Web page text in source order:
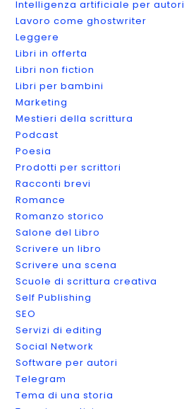
Intelligenza artificiale per autori
Lavoro come ghostwriter
Leggere
Libri in offerta
Libri non fiction
Libri per bambini
Marketing
Mestieri della scrittura
Podcast
Poesia
Prodotti per scrittori
Racconti brevi
Romance
Romanzo storico
Salone del Libro
Scrivere un libro
Scrivere una scena
Scuole di scrittura creativa
Self Publishing
SEO
Servizi di editing
Social Network
Software per autori
Telegram
Tema di una storia